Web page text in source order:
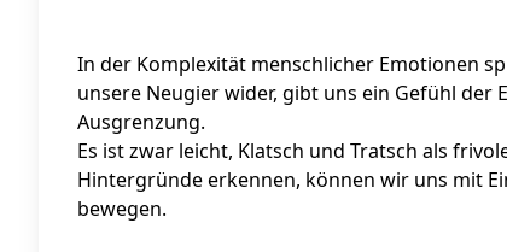
In der Komplexität menschlicher Emotionen
unsere Neugier wider, gibt uns ein Gefühl
Ausgrenzung.
Es ist zwar leicht, Klatsch und Tratsch als
Hintergründe erkennen, können wir uns mit
bewegen.